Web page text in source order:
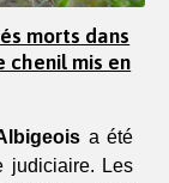
morts dans
chenil mis en
a été
judiciaire. Les